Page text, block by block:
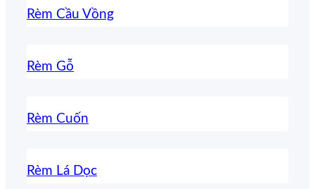
Rèm Cầu Vồng
Rèm Gỗ
Rèm Cuốn
Rèm Lá Dọc